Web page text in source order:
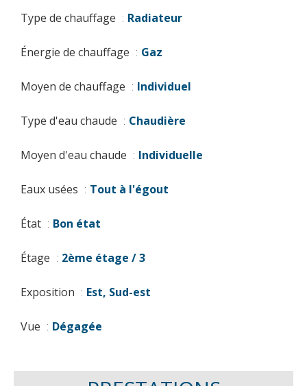
Type de chauffage Radiateur
Énergie de chauffage Gaz
Moyen de chauffage Individuel
Type d'eau chaude Chaudière
Moyen d'eau chaude Individuelle
Eaux usées Tout à l'égout
État Bon état
Étage 2ème étage / 3
Exposition Est, Sud-est
Vue Dégagée